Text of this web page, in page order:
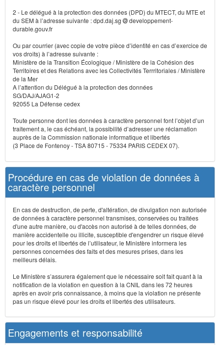
2 - Le délégué à la protection des données (DPD) du MTECT, du MTE et
du SEM à l’adresse suivante : dpd.daj.sg
developpement-
durable.gouv.fr
Ou par courrier (avec copie de votre pièce d’identité en cas d’exercice de
vos droits) à l’adresse suivante :
Ministère de la Transition Écologique / Ministère de la Cohésion des
Territoires et des Relations avec les Collectivités Terrritoriales / Ministère
de la Mer
A l’attention du Délégué à la protection des données
SG/DAJ/AJAG1-2
92055 La Défense cedex
Toute personne dont les données à caractère personnel font l’objet d’un
traitement a, le cas échéant, la possibilité d’adresser une réclamation
auprès de la Commission nationale informatique et libertés
(3 Place de Fontenoy - TSA 80715 - 75334 PARIS CEDEX 07).
Procédure en cas de violation de données à
caractère personnel
En cas de destruction, de perte, d'altération, de divulgation non autorisée
de données à caractère personnel transmises, conservées ou traitées
d'une autre manière, ou d'accès non autorisé à de telles données, de
manière accidentelle ou illicite, susceptible d'engendrer un risque élevé
pour les droits et libertés de l’utilisateur, le Ministère informera les
personnes concernées des faits et des mesures prises, dans les
meilleurs délais.
Le Ministère s’assurera également que le nécessaire soit fait quant à la
notification de la violation en question à la CNIL dans les 72 heures
après en avoir pris connaissance, à moins que la violation ne présente
pas un risque élevé pour les droits et libertés des utilisateurs.
Engagements et responsabilité